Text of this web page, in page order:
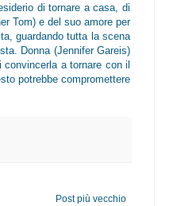
di tornare a casa, di
Tom) e del suo amore per
guardando tutta la scena
Donna (Jennifer Gareis)
a tornare con il
potrebbe compromettere
Post più vecchio